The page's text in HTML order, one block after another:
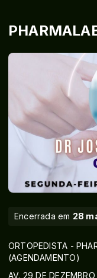
Encerrada em 28
ORTOPEDISTA -
(AGENDAMENTO)
AV. 29 DE